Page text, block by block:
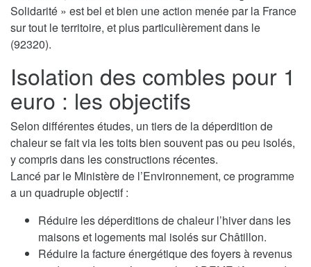
Solidarité » est bel et bien une action menée par la France
sur tout le territoire, et plus particulièrement dans le
(92320).
Isolation des combles pour 1
euro : les objectifs
Selon différentes études, un tiers de la déperdition de
chaleur se fait via les toits bien souvent pas ou peu isolés,
y compris dans les constructions récentes.
Lancé par le Ministère de l’Environnement, ce programme
a un quadruple objectif :
Réduire les déperditions de chaleur l’hiver dans les
maisons et logements mal isolés sur Châtillon.
Réduire la facture énergétique des foyers à revenus